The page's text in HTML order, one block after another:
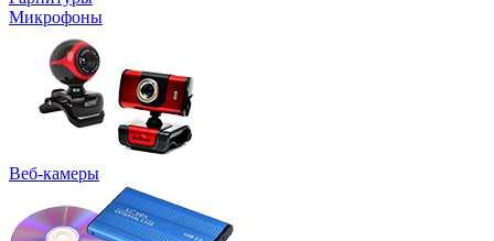
Микрофоны
Веб-камеры